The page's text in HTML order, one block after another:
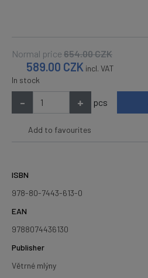
Normal price 654.00CZK
589.00 CZK incl. VAT
In stock
- + pcs
Add to favourites
ISBN
978-80-7443-613-0
EAN
9788074436130
Publisher
Větrné mlýny